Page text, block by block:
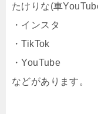
たけりな(車
・インスタ
・TikTok
・YouTube
などがあります。